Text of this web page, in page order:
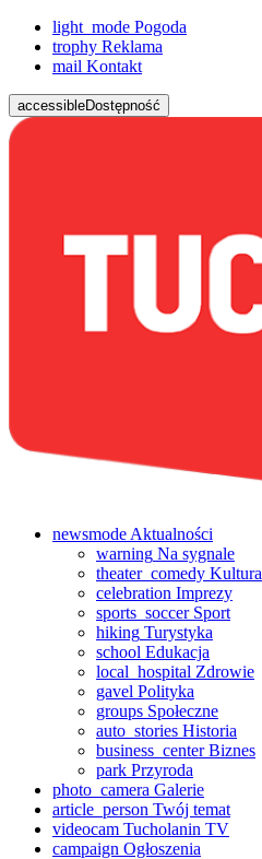
light_mode Pogoda
trophy Reklama
mail Kontakt
accessibleDostępność
newsmode Aktualności
warning Na sygnale
theater_comedy Kultura
celebration Imprezy
sports_soccerSport
hiking Turystyka
school Edukacja
local_hospital Zdrowie
gavel Polityka
groups Społeczne
auto_stories Historia
business_centerBiznes
park Przyroda
photo_camera Galerie
article_person Twój temat
videocam Tucholanin TV
campaign Ogłoszenia